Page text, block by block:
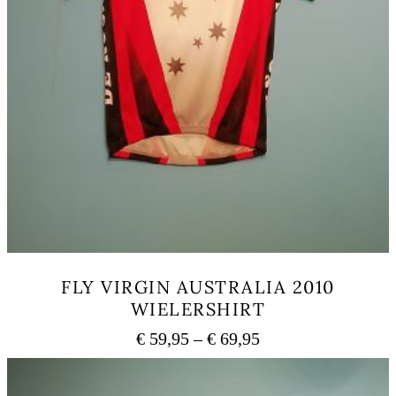
FLY VIRGIN AUSTRALIA 2010
WIELERSHIRT
€ 59,95 –€ 69,95Preisspanne:
€ 59,95